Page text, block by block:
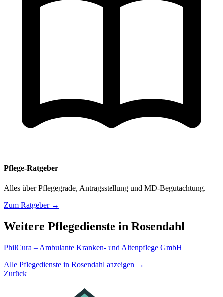
Pflege-Ratgeber
Alles über Pflegegrade, Antragsstellung und MD-Begutachtung.
Zum Ratgeber →
Weitere Pflegedienste in Rosendahl
PhilCura – Ambulante Kranken- und Altenpflege GmbH
Alle Pflegedienste in Rosendahl anzeigen →
Zurück